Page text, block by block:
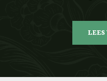
LEES